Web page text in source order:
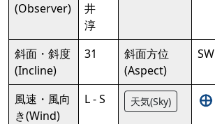
(Observer)
井
淳
斜面・斜度
(Incline)
31
斜面方位
(Aspect)
SW
風速・風向
き(Wind)
L - S 天気(Sky)